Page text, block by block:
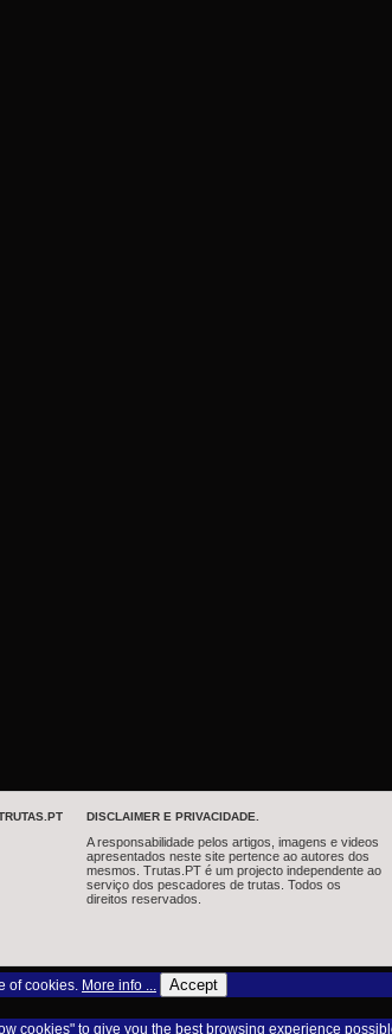
DISCLAIMER E PRIVACIDADE.
A responsabilidade pelos artigos, imagens e videos
apresentados neste site pertence ao autores dos
mesmos. Trutas.PT é um projecto independente ao
serviço dos pescadores de trutas. Todos os
direitos reservados.
of cookies. More info ... Accept
cookies" to give you the best browsing experience